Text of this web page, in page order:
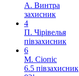
А. Винтра
захисник
4
П. Чірівелья
півзахисник
6
М. Сіопіс
6.5 півзахисник